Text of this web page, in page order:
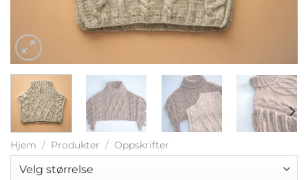
Hjem / Produkter / Oppskrifter